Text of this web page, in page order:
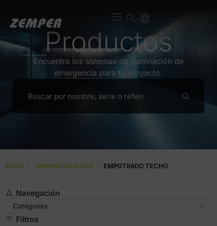
Productos
Encuentra los sistemas de iluminación de
emergencia para tu proyecto.
INICIO › TIPOSINSTALACION › EMPOTRADO TECHO
Navegación
Categorías
Filtros